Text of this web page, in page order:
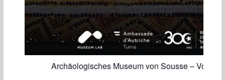
Archäologisches Museum von Sousse – Von